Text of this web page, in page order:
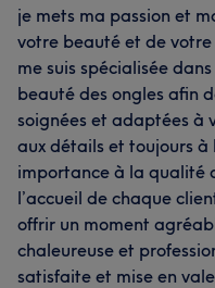
je mets ma passion et
votre beauté et de
me suis spécialisée
beauté des ongles afin
soignées et adaptées à
aux détails et toujours à
importance à la qualité
l’accueil de chaque
offrir un moment
chaleureuse et
satisfaite et mise en